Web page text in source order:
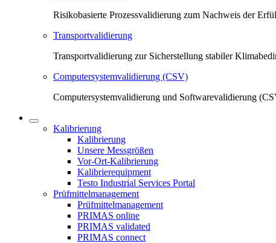
Risikobasierte Prozessvalidierung zum Nachweis der
Transportvalidierung
Transportvalidierung zur Sicherstellung stabiler
Computersystemvalidierung (CSV)
Computersystemvalidierung und Softwarevalidierung
Kalibrierung
Kalibrierung
Unsere Messgrößen
Vor-Ort-Kalibrierung
Kalibrierequipment
Testo Industrial Services Portal
Prüfmittelmanagement
Prüfmittelmanagement
PRIMAS online
PRIMAS validated
PRIMAS connect